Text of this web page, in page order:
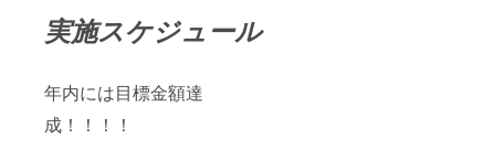
実施スケジュール
年内には目標金額達
成！！！！